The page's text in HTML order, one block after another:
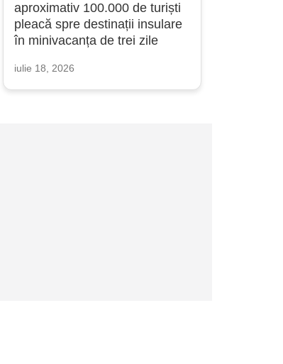
aproximativ 100.000 de turiști
pleacă spre destinații insulare
în minivacanța de trei zile
iulie 18, 2026